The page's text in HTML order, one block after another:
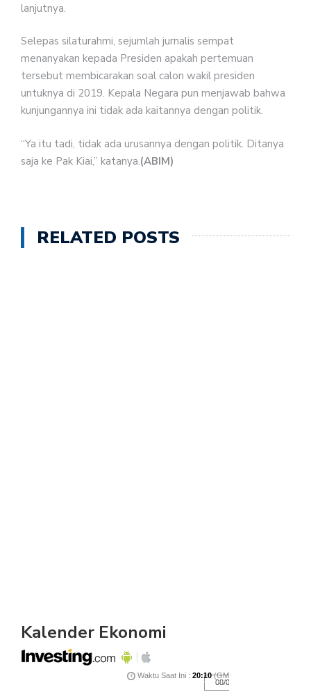
lanjutnya.
Selepas silaturahmi, sejumlah jurnalis sempat
menanyakan kepada Presiden apakah pertemuan
tersebut membicarakan soal calon wakil presiden
untuknya di 2019. Kepala Negara pun menjawab bahwa
kunjungannya ini tidak ada kaitannya dengan politik.
“Ya itu tadi, tidak ada urusannya dengan politik. Ditanya
saja ke Pak Kiai,” katanya.(ABIM)
RELATED POSTS
Kalender Ekonomi